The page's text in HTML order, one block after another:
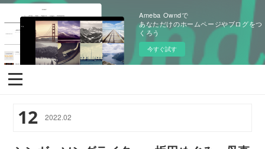
Ameba Owndで
あなただけのホームページやブログをつ
くろう
今すぐ試す
12 2022.02